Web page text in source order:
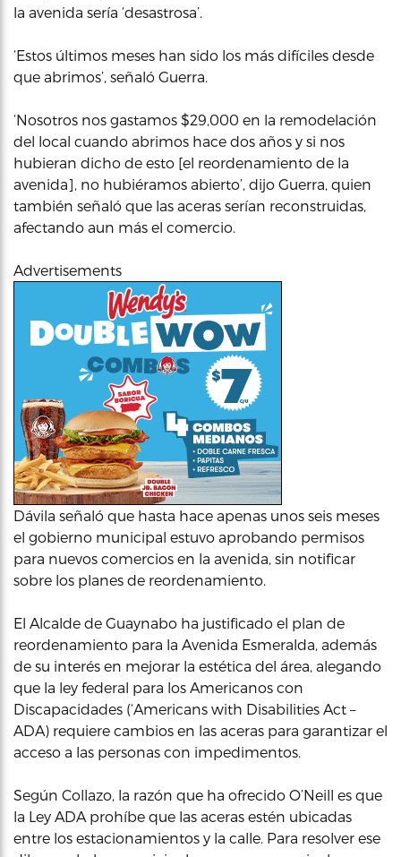
la avenida sería ‘desastrosa’.
‘Estos últimos meses han sido los más difíciles desde
que abrimos’, señaló Guerra.
‘Nosotros nos gastamos $29,000 en la remodelación
del local cuando abrimos hace dos años y si nos
hubieran dicho de esto [el reordenamiento de la
avenida], no hubiéramos abierto’, dijo Guerra, quien
también señaló que las aceras serían reconstruidas,
afectando aun más el comercio.
Advertisements
Dávila señaló que hasta hace apenas unos seis meses
el gobierno municipal estuvo aprobando permisos
para nuevos comercios en la avenida, sin notificar
sobre los planes de reordenamiento.
El Alcalde de Guaynabo ha justificado el plan de
reordenamiento para la Avenida Esmeralda, además
de su interés en mejorar la estética del área, alegando
que la ley federal para los Americanos con
Discapacidades (‘Americans with Disabilities Act –
ADA) requiere cambios en las aceras para garantizar el
acceso a las personas con impedimentos.
Según Collazo, la razón que ha ofrecido O’Neill es que
la Ley ADA prohíbe que las aceras estén ubicadas
entre los estacionamientos y la calle. Para resolver ese